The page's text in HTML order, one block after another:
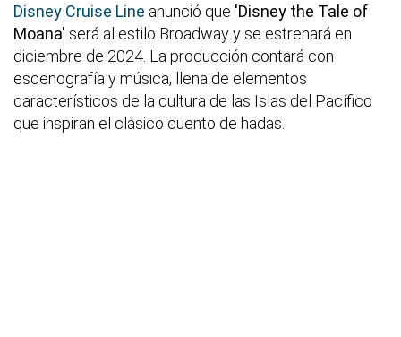
Disney Cruise Line anunció que 'Disney the Tale of
Moana' será al estilo Broadway y se estrenará en
diciembre de 2024. La producción contará con
escenografía y música, llena de elementos
característicos de la cultura de las Islas del Pacífico
que inspiran el clásico cuento de hadas.